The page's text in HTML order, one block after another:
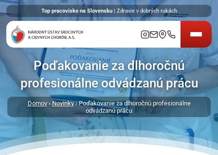
Top pracovisko na Slovensku| Zdravie v dobrých rukách
Poďakovanie za dlhoročnú
profesionálne odvádzanú prácu
Domov› Novinky› Poďakovanie za dlhoročnú profesionálne
odvádzanú prácu